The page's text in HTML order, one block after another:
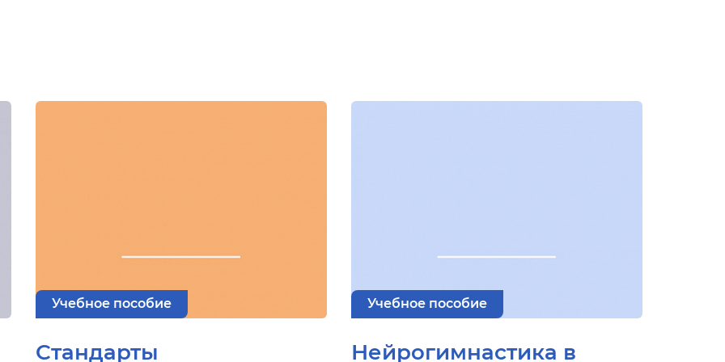
Учебное пособие
Стандарты
Учебное пособие
Нейрогимнастика в